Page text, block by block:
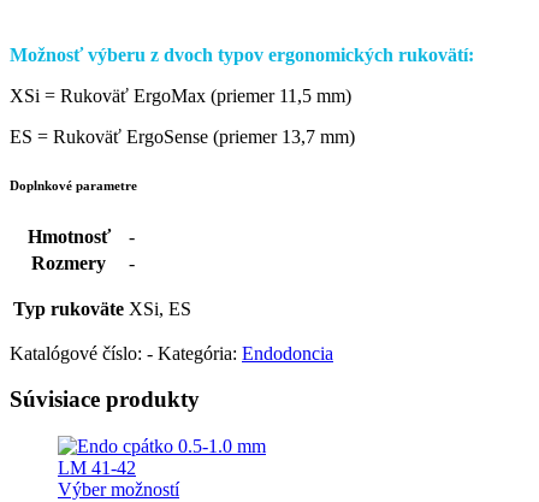
Možnosť výberu z dvoch typov ergonomických rukovätí:
XSi = Rukoväť ErgoMax (priemer 11,5 mm)
ES = Rukoväť ErgoSense (priemer 13,7 mm)
Doplnkové parametre
Hmotnosť
-
Rozmery
-
Typ rukoväte XSi, ES
Katalógové číslo: - Kategória: Endodoncia
Súvisiace produkty
Výber možností